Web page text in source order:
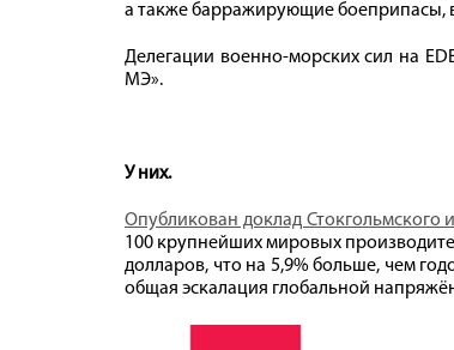
а также барражирующие боеприпасы,
Делегации военно-морских сил на
МЭ».
У них.
Опубликован доклад Стокгольмского
100 крупнейших мировых
долларов, что на 5,9% больше, чем
общая эскалация глобальной